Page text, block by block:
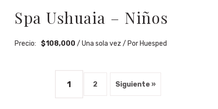
Spa Ushuaia – Niños
Precio: $108,000 / Una sola vez / Por Huesped
1 2 Siguiente »